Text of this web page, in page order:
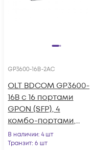
GP3600-16B-2AC
OLT BDCOM GP3600-
16B с 16 портами
GPON (SFP), 4
комбо-портами,
4хSFP, 4 SFP+, 2 БП
АC
В наличии: 4 шт
Транзит: 6 шт